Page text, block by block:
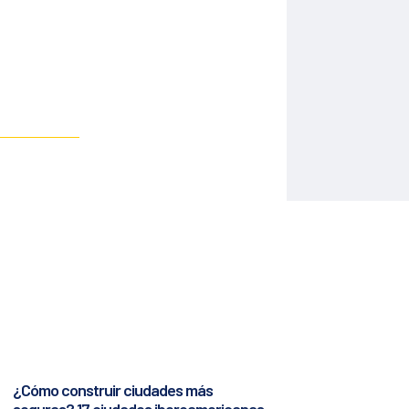
¿Cómo construir ciudades más